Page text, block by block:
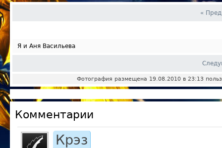
«
Я и Аня Васильева
Фотография размещена 19.08.2010 в 23:13
Комментарии
Крэз